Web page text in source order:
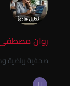
روان
صحفية رياضية